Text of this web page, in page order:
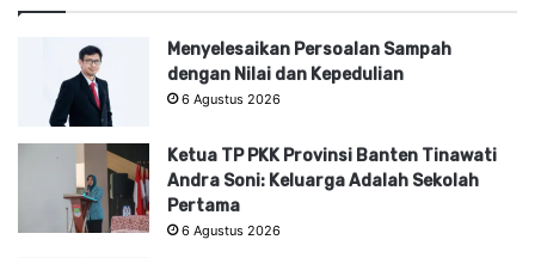
Menyelesaikan Persoalan Sampah
dengan Nilai dan Kepedulian
6 Agustus 2026
Ketua TP PKK Provinsi Banten Tinawati
Andra Soni: Keluarga Adalah Sekolah
Pertama
6 Agustus 2026